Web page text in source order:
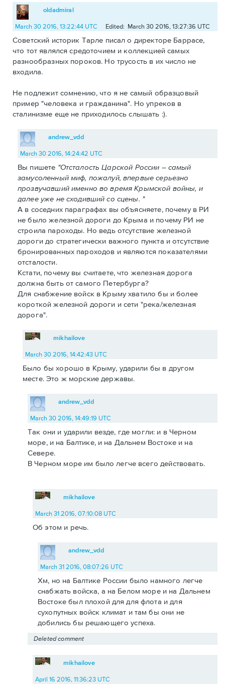
oldadmiral
March 30 2016, 13:22:44 UTC Edited: March 30 2016, 13:27:36 UTC
Советский историк Тарле писал о директоре Баррасе,
что тот являлся средоточием и коллекцией самых
разнообразных пороков. Но трусость в их число не
входила.
Не подлежит сомнению, что я не самый образцовый
пример "человека и гражданина". Но упреков в
сталинизме еще не приходилось слышать :).
andrew_vdd
March 30 2016, 14:24:42 UTC
Вы пишете "Отсталость Царской России – самый
замусоленный миф, пожалуй, впервые серьезно
прозвучавший именно во время Крымской войны, и
далее уже не сходивший со сцены. "
А в соседних параграфах вы объясняете, почему в РИ
не было железной дороги до Крыма и почему РИ не
строила пароходы. Но ведь отсутствие железной
дороги до стратегически важного пункта и отсутствие
бронированных пароходов и являются показателями
отсталости.
Кстати, почему вы считаете, что железная дорога
должна быть от самого Петербурга?
Для снабжение войск в Крыму хватило бы и более
короткой железной дороги и сети "река/железная
дорога".
mikhailove
March 30 2016, 14:42:43 UTC
Было бы хорошо в Крыму, ударили бы в другом
месте. Это ж морские державы.
andrew_vdd
March 30 2016, 14:49:19 UTC
Так они и ударили везде, где могли: и в Черном
море, и на Балтике, и на Дальнем Востоке и на
Севере.
В Черном море им было легче всего действовать.
mikhailove
March 31 2016, 07:10:08 UTC
Об этом и речь.
andrew_vdd
March 31 2016, 08:07:26 UTC
Хм, но на Балтике России было намного легче
снабжать войска, а на Белом море и на Дальнем
Востоке был плохой для для флота и для
сухопутных войск климат и там бы они не
добились бы решающего успеха.
Deleted comment
mikhailove
April 16 2016, 11:36:23 UTC